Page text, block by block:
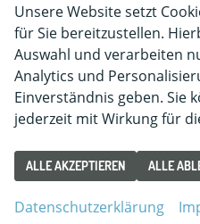
Können wir
Wir freuen
Unsere Website setzt
für Sie bereitzustellen.
Auswahl und verarbeiten
Analytics und
Einverständnis geben. Sie
jederzeit mit Wirkung für
ALLE AKZEPTIEREN ALLE
Datenschutzerklärung